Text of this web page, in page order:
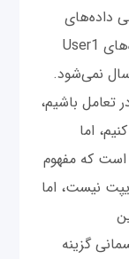
داده‌های
User2 از بانک اطلاعاتی تا زمانی که داده‌های User1
نمی‌شود.
تعامل باشیم،
اما
که مفهوم
نیست، اما
گزینه